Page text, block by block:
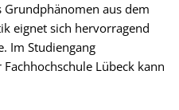
Grundphänomen aus dem
eignet sich hervorragend
Im Studiengang
Lübeck kann